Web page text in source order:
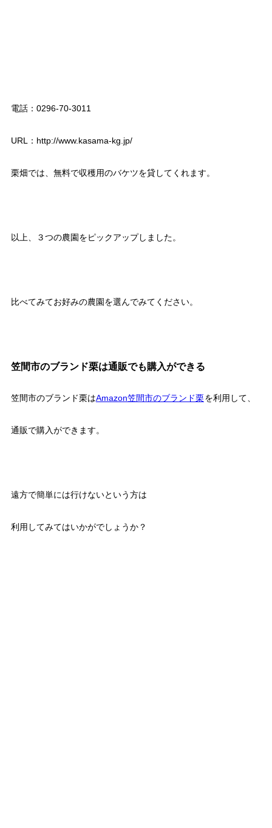
電話：0296-70-3011
URL：http://www.kasama-kg.jp/
栗畑では、無料で収穫用のバケツを貸してくれます。
以上、３つの農園をピックアップしました。
比べてみてお好みの農園を選んでみてください。
笠間市のブランド栗は通販でも購入ができる
笠間市のブランド栗はAmazon笠間市のブランド栗を利用して、
通販で購入ができます。
遠方で簡単には行けないという方は
利用してみてはいかがでしょうか？